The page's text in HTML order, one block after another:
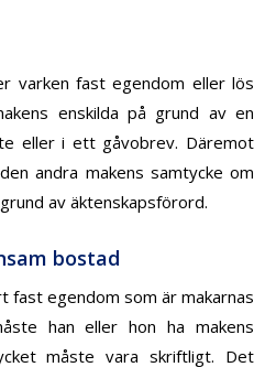
varken fast egendom eller lös
enskilda på grund av en
eller i ett gåvobrev. Däremot
andra makens samtycke om
av äktenskapsförord.
bostad
fast egendom som är makarnas
han eller hon ha makens
måste vara skriftligt. Det